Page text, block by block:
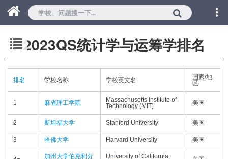
2023QS统计学与运筹学排名
排名 学校名称 学校英文名
国家/地
区
1 麻省理工学院
Massachusetts Institute of
Technology (MIT)
美国
2 斯坦福大学 Stanford University 美国
3 哈佛大学 Harvard University 美国
加州大学伯克利分
University of California,